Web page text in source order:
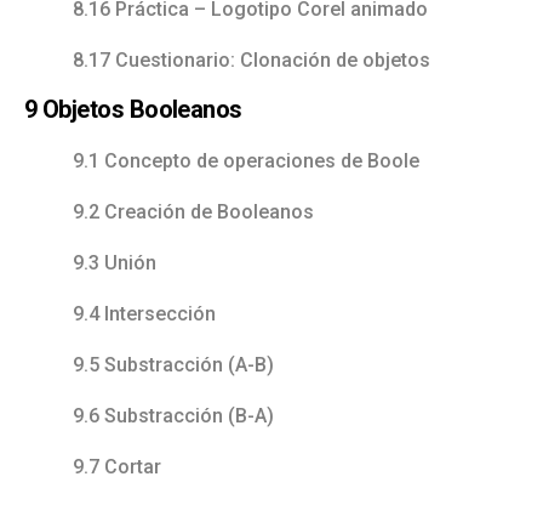
8.16 Práctica – Logotipo Corel animado
8.17 Cuestionario: Clonación de objetos
9 Objetos Booleanos
9.1 Concepto de operaciones de Boole
9.2 Creación de Booleanos
9.3 Unión
9.4 Intersección
9.5 Substracción (A-B)
9.6 Substracción (B-A)
9.7 Cortar